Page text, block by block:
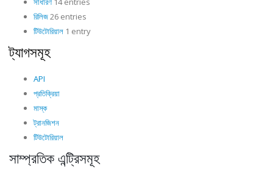
রিলিজ26 entries
টিউটোরিয়াল 1 entry
ট্যাগসমূহ
API
প্রতিক্রিয়া
মাস্ক
ট্রানজিশন
টিউটোরিয়াল
সাম্প্রতিক এন্ট্রিসমূহ